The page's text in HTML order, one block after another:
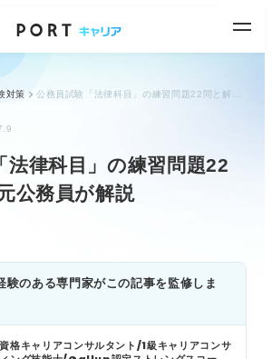
対策
法律科目」の練習問題22
公務員が解説
験のある専門家がこの記事を監修しま
格キャリアコンサルタント/1級キャリアコンサ